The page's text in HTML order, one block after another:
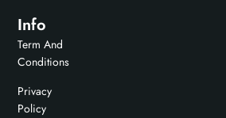
Info
Term And
Conditions
Privacy
Policy